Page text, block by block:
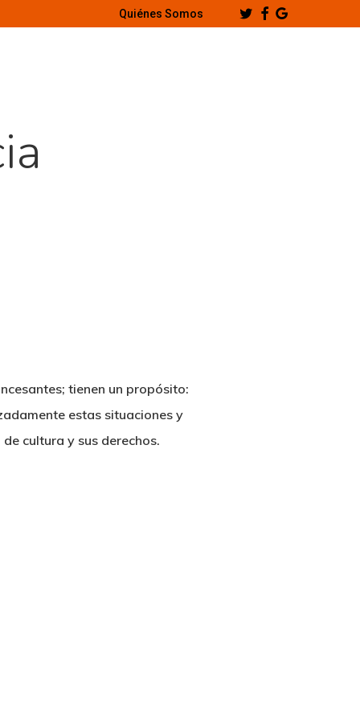
Quiénes Somos TwitterFacebook
Google-
Plus
tienen un propósito:
estas situaciones y
cultura y sus derechos.